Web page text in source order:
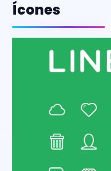
Ícones